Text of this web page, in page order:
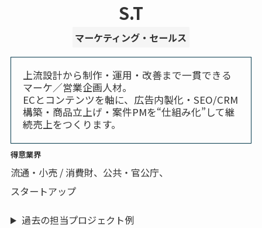
S.T
マーケティング・セールス
上流設計から制作・運用・改善まで一貫できる
マーケ／営業企画人材。
ECとコンテンツを軸に、広告内製化・SEO/CRM
構築・商品立上げ・案件PMを“仕組み化”して継
続売上をつくります。
得意業界
流通・小売 / 消費財、公共・官公庁、
スタートアップ
過去の担当プロジェクト例